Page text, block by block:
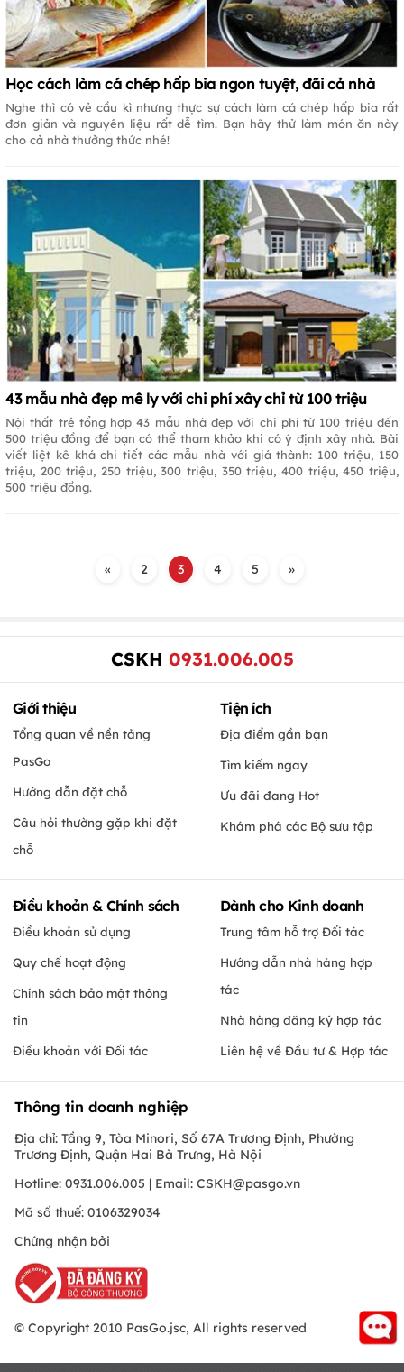
Học cách làm cá chép hấp bia ngon tuyệt, đãi cả nhà
Nghe thì có vẻ cầu kì nhưng thực sự cách làm cá chép hấp bia rất
đơn giản và nguyên liệu rất dễ tìm. Bạn hãy thử làm món ăn này
cho cả nhà thưởng thức nhé!
43 mẫu nhà đẹp mê ly với chi phí xây chỉ từ 100 triệu
Nội thất trẻ tổng hợp 43 mẫu nhà đẹp với chi phí từ 100 triệu đến
500 triệu đồng để bạn có thể tham khảo khi có ý định xây nhà. Bài
viết liệt kê khá chi tiết các mẫu nhà với giá thành: 100 triệu, 150
triệu, 200 triệu, 250 triệu, 300 triệu, 350 triệu, 400 triệu, 450 triệu,
500 triệu đồng.
« 2 3 4 5 »
CSKH 0931.006.005
Giới thiệu
Tổng quan về nền tảng
PasGo
Hướng dẫn đặt chỗ
Câu hỏi thường gặp khi đặt
chỗ
Tiện ích
Địa điểm gần bạn
Tìm kiếm ngay
Ưu đãi đang Hot
Khám phá các Bộ sưu tập
Điều khoản & Chính sách
Điều khoản sử dụng
Quy chế hoạt động
Chính sách bảo mật thông
tin
Điều khoản với Đối tác
Dành cho Kinh doanh
Trung tâm hỗ trợ Đối tác
Hướng dẫn nhà hàng hợp
tác
Nhà hàng đăng ký hợp tác
Liên hệ về Đầu tư & Hợp tác
Thông tin doanh nghiệp
Địa chỉ: Tầng 9, Tòa Minori, Số 67A Trương Định, Phường
Trương Định, Quận Hai Bà Trưng, Hà Nội
Hotline: 0931.006.005 | Email: CSKH@pasgo.vn
Mã số thuế: 0106329034
Chứng nhận bởi
© Copyright 2010 PasGo.jsc, All rights reserved